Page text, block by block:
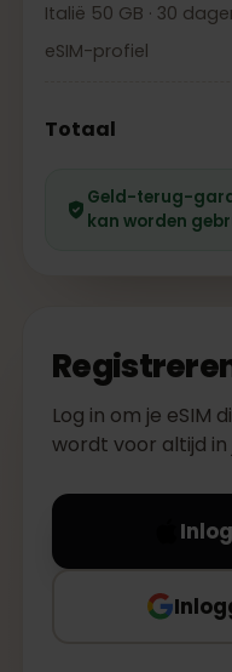
Italië 50 GB · 30
eSIM-profiel
Totaal
Geld-terug-
kan worden
Log in om je
wordt voor altijd